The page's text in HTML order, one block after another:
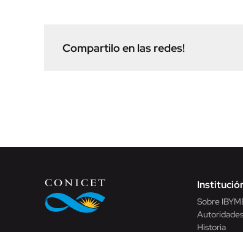
Compartilo en las redes!
Sobre
Historia